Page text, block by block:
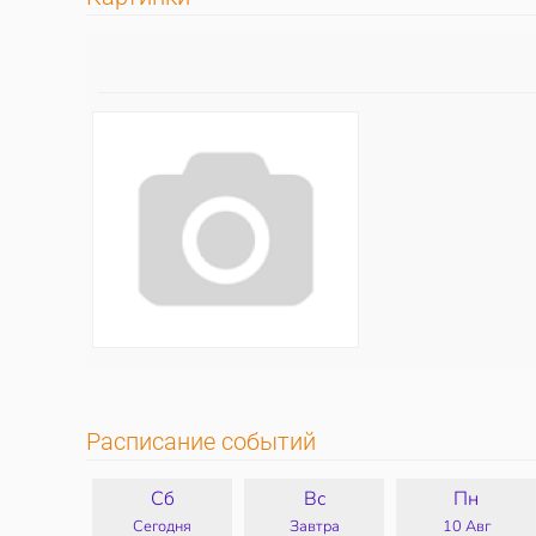
Расписание событий
Сб
Сегодня
Вс
Завтра
Пн
10 Авг